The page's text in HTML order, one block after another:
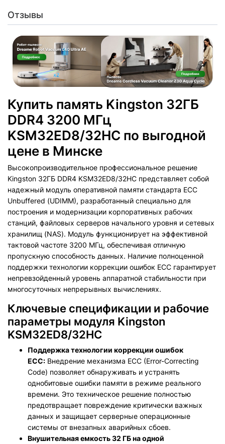
Отзывы
Купить память Kingston 32ГБ
DDR4 3200 МГц
KSM32ED8/32HC по выгодной
цене в Минске
Высокопроизводительное профессиональное решение
Kingston 32ГБ DDR4 KSM32ED8/32HC представляет собой
надежный модуль оперативной памяти стандарта ECC
Unbuffered (UDIMM), разработанный специально для
построения и модернизации корпоративных рабочих
станций, файловых серверов начального уровня и сетевых
хранилищ (NAS). Модуль функционирует на эффективной
тактовой частоте 3200 МГц, обеспечивая отличную
пропускную способность данных. Наличие полноценной
поддержки технологии коррекции ошибок ECC гарантирует
непревзойденный уровень аппаратной стабильности при
многосуточных непрерывных вычислениях.
Ключевые спецификации и рабочие
параметры модуля Kingston
KSM32ED8/32HC
Поддержка технологии коррекции ошибок
ECC: Внедрение механизма ECC (Error-Correcting
Code) позволяет обнаруживать и устранять
однобитовые ошибки памяти в режиме реального
времени. Это техническое решение полностью
предотвращает повреждение критически важных
данных и защищает серверные операционные
системы от внезапных аварийных сбоев.
Внушительная емкость 32 ГБ на одной